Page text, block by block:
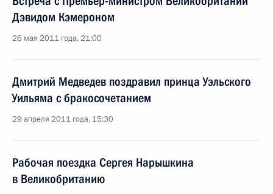
Дэвидом Кэмероном
26 мая 2011 года, 21:00
Дмитрий Медведев поздравил принца Уэльского
Уильяма с бракосочетанием
29 апреля 2011 года, 15:30
Рабочая поездка Сергея Нарышкина
в Великобританию